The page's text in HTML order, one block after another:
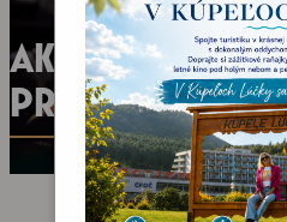
AKTUÁLNY
PROGRAM